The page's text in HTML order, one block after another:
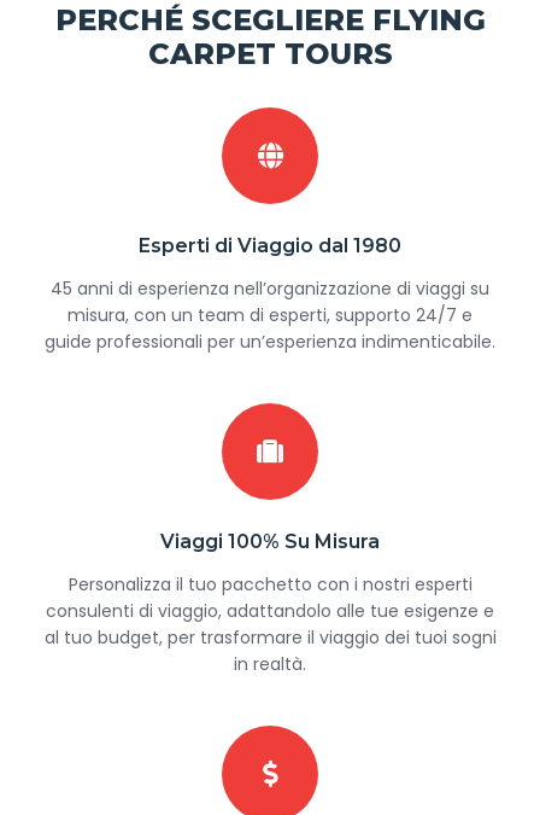
PERCHÉ SCEGLIERE FLYING
CARPET TOURS
Esperti di Viaggio dal 1980
45 anni di esperienza nell’organizzazione di viaggi su
misura, con un team di esperti, supporto 24/7 e
guide professionali per un’esperienza indimenticabile.
Viaggi 100% Su Misura
Personalizza il tuo pacchetto con i nostri esperti
consulenti di viaggio, adattandolo alle tue esigenze e
al tuo budget, per trasformare il viaggio dei tuoi sogni
in realtà.